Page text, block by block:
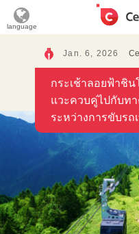
language
Jan. 6, 2026
กระเช้าลอยฟ้าชิ
แวะควบคู่ไปกับท
ระหว่างการขับรถ